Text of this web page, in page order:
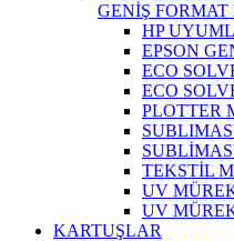
GENİŞ
HP
EPSON
ECO
ECO
PLOTTER
TEKSTİL
UV
UV
KARTUŞLAR